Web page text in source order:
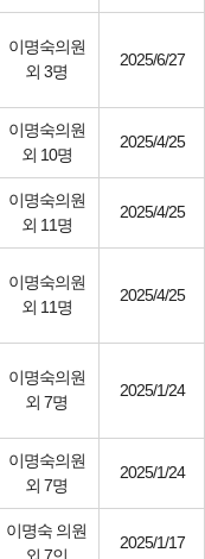
이명숙의원
외 3명
2025/6/27
이명숙의원
외 10명
2025/4/25
이명숙의원
외 11명
2025/4/25
이명숙의원
외 11명
2025/4/25
이명숙의원
외 7명
2025/1/24
이명숙의원
외 7명
2025/1/24
이명숙 의원
2025/1/17